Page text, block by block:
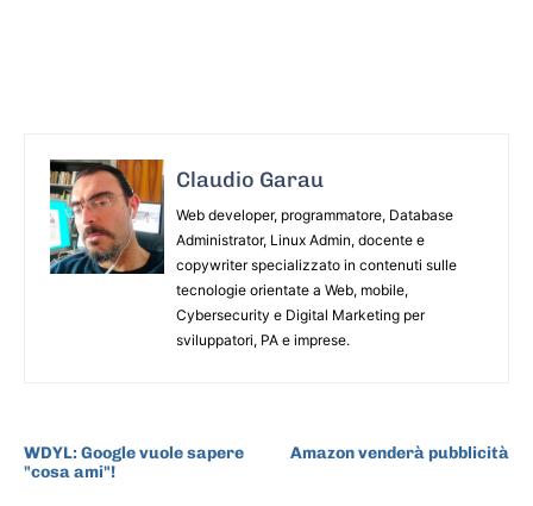
Claudio Garau
Web developer, programmatore, Database
Administrator, Linux Admin, docente e
copywriter specializzato in contenuti sulle
tecnologie orientate a Web, mobile,
Cybersecurity e Digital Marketing per
sviluppatori, PA e imprese.
WDYL: Google vuole sapere
"cosa ami"!
Amazon venderà pubblicità